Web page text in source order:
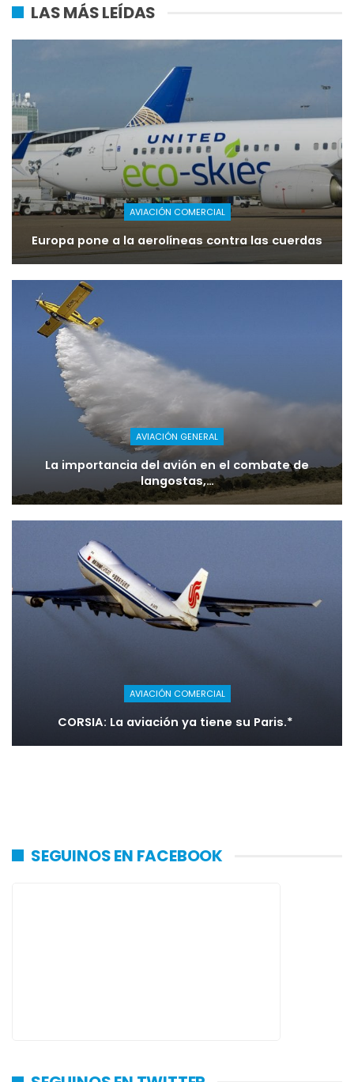
LAS MÁS LEÍDAS
AVIACIÓN COMERCIAL
Europa pone a la aerolíneas contra las cuerdas
AVIACIÓN GENERAL
La importancia del avión en el combate de
langostas,…
AVIACIÓN COMERCIAL
CORSIA: La aviación ya tiene su Paris.*
SEGUINOS EN FACEBOOK